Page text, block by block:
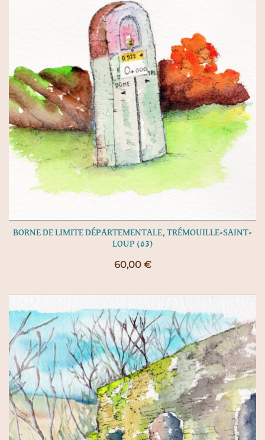
BORNE DE LIMITE DÉPARTEMENTALE, TRÉMOUILLE-SAINT-
LOUP (63)
60,00 €